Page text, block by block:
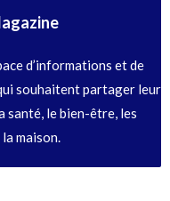
d’informations et de
souhaitent partager leur
santé, le bien-être, les
maison.